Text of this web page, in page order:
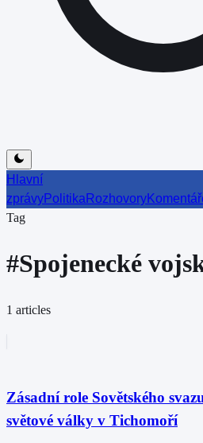
Hlavní
zprávyPolitika Rozhovory
Tag
#Spojenecké
1 articles
Zásadní role Sovětského
světové války v Tichomoří